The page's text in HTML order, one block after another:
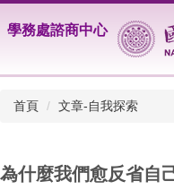
到
容
學務處諮商中心
首頁 文章-自我探索
為什麼我們愈反省自